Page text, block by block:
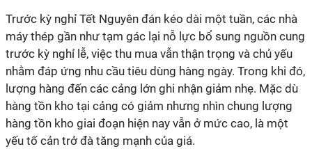
Trước kỳ nghỉ Tết Nguyên đán kéo dài một tuần, các nhà
máy thép gần như tạm gác lại nỗ lực bổ sung nguồn cung
trước kỳ nghỉ lễ, việc thu mua vẫn thận trọng và chủ yếu
nhằm đáp ứng nhu cầu tiêu dùng hàng ngày. Trong khi đó,
lượng hàng đến các cảng lớn ghi nhận giảm nhẹ. Mặc dù
hàng tồn kho tại cảng có giảm nhưng nhìn chung lượng
hàng tồn kho giai đoạn hiện nay vẫn ở mức cao, là một
yếu tố cản trở đà tăng mạnh của giá.